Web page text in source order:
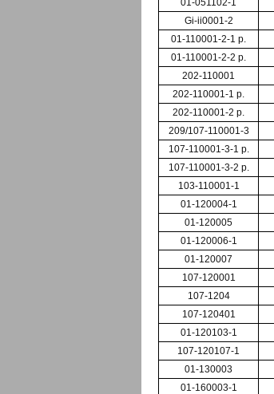
01-051102-1
Gi-ii0001-2
01-110001-2-1 р.
01-110001-2-2 р.
202-110001
202-110001-1 р.
202-110001-2 р.
209/107-110001-3
107-110001-3-1 р.
107-110001-3-2 р.
103-110001-1
01-120004-1
01-120005
01-120006-1
01-120007
107-120001
107-1204
107-120401
01-120103-1
107-120107-1
01-130003
01-160003-1